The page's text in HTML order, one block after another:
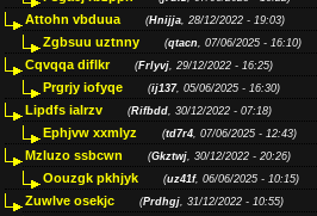
Attohn vbduua (Hnijja, 28/12/2022 - 19:03)
Zgbsuu uztnny (qtacn, 07/06/2025 - 16:10)
Cqvqqa diflkr (Frlyvj, 29/12/2022 - 16:25)
Prgrjy iofyqe (ij137, 05/06/2025 - 16:30)
Lipdfs ialrzv (Rifbdd, 30/12/2022 - 07:18)
Ephjvw xxmlyz (td7r4, 07/06/2025 - 12:43)
Mzluzo ssbcwn (Gkztwj, 30/12/2022 - 20:26)
Oouzgk pkhjyk (uz41f, 06/06/2025 - 10:15)
Zuwlve osekjc (Prdhgj, 31/12/2022 - 10:55)